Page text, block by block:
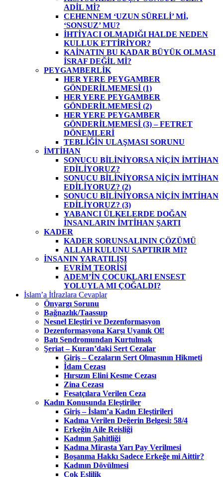
ADİL Mİ?
CEHENNEM ‘UZUN SÜRELİ’ Mİ,
‘SONSUZ’ MU?
İHTİYACI OLMADIĞI HALDE NEDEN
KULLUK ETTİRİYOR?
KAİNATIN BU KADAR BÜYÜK OLMASI
İSRAF DEĞİL Mİ?
PEYGAMBERLİK
HER YERE PEYGAMBER
GÖNDERİLMEMESİ (1)
HER YERE PEYGAMBER
GÖNDERİLMEMESİ (2)
HER YERE PEYGAMBER
GÖNDERİLMEMESİ (3) – FETRET
DÖNEMLERİ
TEBLİĞİN ULAŞMASI SORUNU
İMTİHAN
SONUCU BİLİNİYORSA NİÇİN İMTİHAN
EDİLİYORUZ?
SONUCU BİLİNİYORSA NİÇİN İMTİHAN
EDİLİYORUZ? (2)
SONUCU BİLİNİYORSA NİÇİN İMTİHAN
EDİLİYORUZ? (3)
YABANCI ÜLKELERDE DOĞAN
İNSANLARIN İMTİHAN ŞARTI
KADER
KADER SORUNSALININ ÇÖZÜMÜ
ALLAH KULUNU SAPTIRIR MI?
İNSANIN YARATILIŞI
EVRİM TEORİSİ
ADEM’İN ÇOCUKLARI ENSEST
YOLUYLA MI ÇOĞALDI?
İslam’a İtİrazlara Cevaplar
Önyargı Sorunu
Bağnazlık/Taassup
Nesnel Eleştiri ve Dezenformasyon
Dezenformasyona Karşı Uyanık Ol!
Batı Sendromundan Kurtulmak
Şeriat – Kuran’daki Sert Cezalar
Giriş – Cezaların Sert Olmasının Hikmeti
İdam Cezası
Hırsızın Elini Kesme Cezası
Zina Cezası
Fesatçılara Verilen Ceza
Kadın Konusunda Eleştiriler
Giriş – İslam’a Kadın Eleştirileri
Kadına Verilen Değerin Belgesi: 58/4
Erkeğin Aile Reisliği
Kadının Şahitliği
Kadına Mirasta Yarı Pay Verilmesi
Boşanma Hakkı Sadece Erkeğe mi Aittir?
Kadının Dövülmesi
Çok Eşlilik